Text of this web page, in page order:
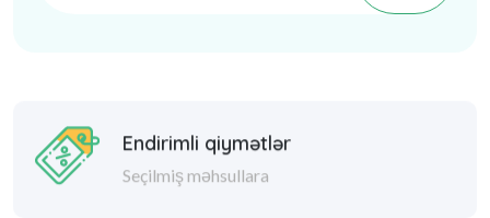
Endirimli qiymətlər
Seçilmiş məhsullara